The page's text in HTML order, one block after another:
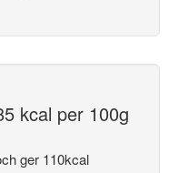
kcal per 100g
ger 110kcal